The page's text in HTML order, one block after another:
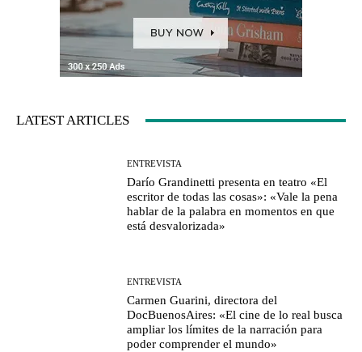
LATEST ARTICLES
ENTREVISTA
Darío Grandinetti presenta en teatro «El
escritor de todas las cosas»: «Vale la pena
hablar de la palabra en momentos en que
está desvalorizada»
ENTREVISTA
Carmen Guarini, directora del
DocBuenosAires: «El cine de lo real busca
ampliar los límites de la narración para
poder comprender el mundo»